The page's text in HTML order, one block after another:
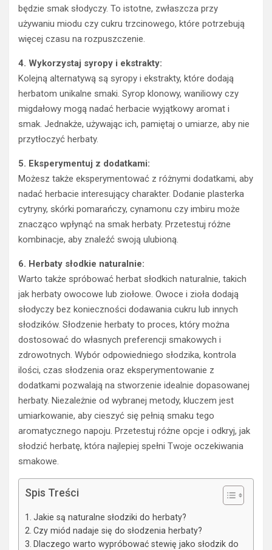
będzie smak słodyczy. To istotne, zwłaszcza przy
używaniu miodu czy cukru trzcinowego, które potrzebują
więcej czasu na rozpuszczenie.
4. Wykorzystaj syropy i ekstrakty:
Kolejną alternatywą są syropy i ekstrakty, które dodają
herbatom unikalne smaki. Syrop klonowy, waniliowy czy
migdałowy mogą nadać herbacie wyjątkowy aromat i
smak. Jednakże, używając ich, pamiętaj o umiarze, aby nie
przytłoczyć herbaty.
5. Eksperymentuj z dodatkami:
Możesz także eksperymentować z różnymi dodatkami, aby
nadać herbacie interesujący charakter. Dodanie plasterka
cytryny, skórki pomarańczy, cynamonu czy imbiru może
znacząco wpłynąć na smak herbaty. Przetestuj różne
kombinacje, aby znaleźć swoją ulubioną.
6. Herbaty słodkie naturalnie:
Warto także spróbować herbat słodkich naturalnie, takich
jak herbaty owocowe lub ziołowe. Owoce i zioła dodają
słodyczy bez konieczności dodawania cukru lub innych
słodzików. Słodzenie herbaty to proces, który można
dostosować do własnych preferencji smakowych i
zdrowotnych. Wybór odpowiedniego słodzika, kontrola
ilości, czas słodzenia oraz eksperymentowanie z
dodatkami pozwalają na stworzenie idealnie dopasowanej
herbaty. Niezależnie od wybranej metody, kluczem jest
umiarkowanie, aby cieszyć się pełnią smaku tego
aromatycznego napoju. Przetestuj różne opcje i odkryj, jak
słodzić herbatę, która najlepiej spełni Twoje oczekiwania
smakowe.
Spis Treści
Jakie są naturalne słodziki do herbaty?
Czy miód nadaje się do słodzenia herbaty?
Dlaczego warto wypróbować stewię jako słodzik do